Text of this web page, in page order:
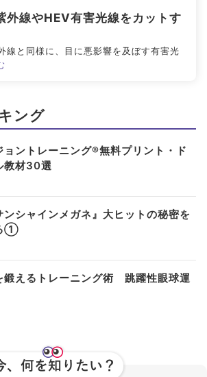
外線やHEV有害光線をカットす
線と同様に、目に悪影響を及ぼす有害光
ング
ョントレーニング®無料プリント・ド
教材30選
ンシャインメガネ』大ヒットの秘密を
①
鍛えるトレーニング術 跳躍性眼球運